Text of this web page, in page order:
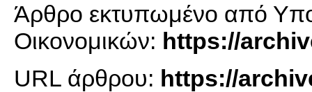
Άρθρο εκτυπωμένο από
Οικονομικών: https://
URL άρθρου: https://